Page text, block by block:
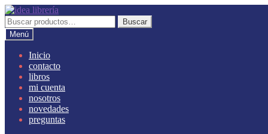
Ir
a
la
navegación
Ir
al
contenido
Buscar
por:
Buscar
Menú
Inicio
contacto
libros
mi cuenta
nosotros
novedades
preguntas